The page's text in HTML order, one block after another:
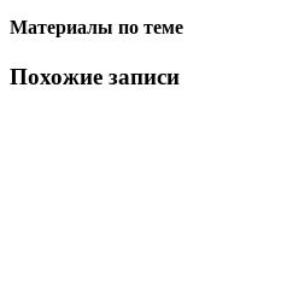
Материалы по теме
Похожие записи